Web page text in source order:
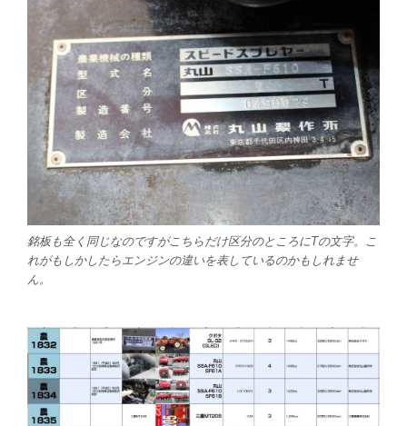
銘板も全く同じなのですがこちらだけ区分のところにTの文字。こ
れがもしかしたらエンジンの違いを表しているのかもしれませ
ん。